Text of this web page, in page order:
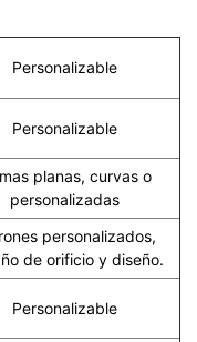
Personalizable
Personalizable
planas, curvas o
personalizadas
personalizados,
de orificio y diseño.
Personalizable